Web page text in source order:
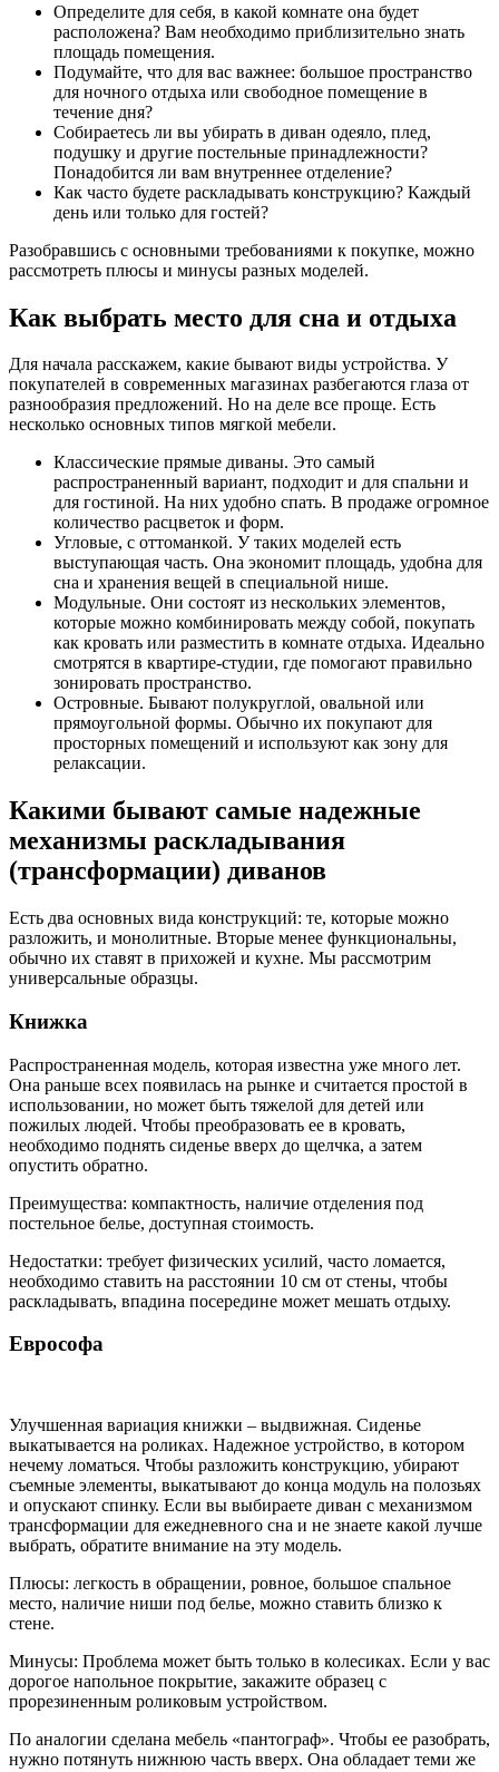
Определите для себя, в какой комнате она будет
расположена? Вам необходимо приблизительно знать
площадь помещения.
Подумайте, что для вас важнее: большое пространство
для ночного отдыха или свободное помещение в
течение дня?
Собираетесь ли вы убирать в диван одеяло, плед,
подушку и другие постельные принадлежности?
Понадобится ли вам внутреннее отделение?
Как часто будете раскладывать конструкцию? Каждый
день или только для гостей?
Разобравшись с основными требованиями к покупке, можно
рассмотреть плюсы и минусы разных моделей.
Как выбрать место для сна и отдыха
Для начала расскажем, какие бывают виды устройства. У
покупателей в современных магазинах разбегаются глаза от
разнообразия предложений. Но на деле все проще. Есть
несколько основных типов мягкой мебели.
Классические прямые диваны. Это самый
распространенный вариант, подходит и для спальни и
для гостиной. На них удобно спать. В продаже огромное
количество расцветок и форм.
Угловые, с оттоманкой. У таких моделей есть
выступающая часть. Она экономит площадь, удобна для
сна и хранения вещей в специальной нише.
Модульные. Они состоят из нескольких элементов,
которые можно комбинировать между собой, покупать
как кровать или разместить в комнате отдыха. Идеально
смотрятся в квартире-студии, где помогают правильно
зонировать пространство.
Островные. Бывают полукруглой, овальной или
прямоугольной формы. Обычно их покупают для
просторных помещений и используют как зону для
релаксации.
Какими бывают самые надежные
механизмы раскладывания
(трансформации) диванов
Есть два основных вида конструкций: те, которые можно
разложить, и монолитные. Вторые менее функциональны,
обычно их ставят в прихожей и кухне. Мы рассмотрим
универсальные образцы.
Книжка
Распространенная модель, которая известна уже много лет.
Она раньше всех появилась на рынке и считается простой в
использовании, но может быть тяжелой для детей или
пожилых людей. Чтобы преобразовать ее в кровать,
необходимо поднять сиденье вверх до щелчка, а затем
опустить обратно.
Преимущества: компактность, наличие отделения под
постельное белье, доступная стоимость.
Недостатки: требует физических усилий, часто ломается,
необходимо ставить на расстоянии 10 см от стены, чтобы
раскладывать, впадина посередине может мешать отдыху.
Еврософа
Улучшенная вариация книжки – выдвижная. Сиденье
выкатывается на роликах. Надежное устройство, в котором
нечему ломаться. Чтобы разложить конструкцию, убирают
съемные элементы, выкатывают до конца модуль на полозьях
и опускают спинку. Если вы выбираете диван с механизмом
трансформации для ежедневного сна и не знаете какой лучше
выбрать, обратите внимание на эту модель.
Плюсы: легкость в обращении, ровное, большое спальное
место, наличие ниши под белье, можно ставить близко к
стене.
Минусы: Проблема может быть только в колесиках. Если у вас
дорогое напольное покрытие, закажите образец с
прорезиненным роликовым устройством.
По аналогии сделана мебель «пантограф». Чтобы ее разобрать,
нужно потянуть нижнюю часть вверх. Она обладает теми же